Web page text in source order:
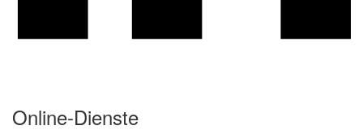
Online-Dienste